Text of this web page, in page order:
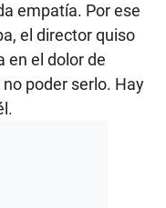
empatía. Por ese
el director quiso
en el dolor de
poder serlo. Hay